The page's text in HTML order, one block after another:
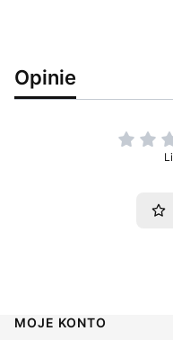
Opinie
Linki w stopce
MOJE KONTO